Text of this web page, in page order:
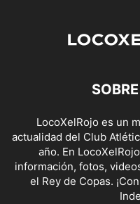
LocoXelRojo es un
actualidad del Club
año. En
información, fotos,
el Rey de Copas.